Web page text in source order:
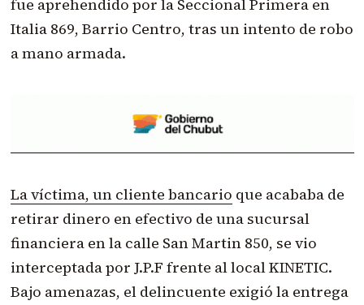
fue aprehendido por la Seccional Primera en
Italia 869, Barrio Centro, tras un intento de robo
a mano armada.
La víctima, un cliente bancario que acababa de
retirar dinero en efectivo de una sucursal
financiera en la calle San Martin 850, se vio
interceptada por J.P.F frente al local KINETIC.
Bajo amenazas, el delincuente exigió la entrega